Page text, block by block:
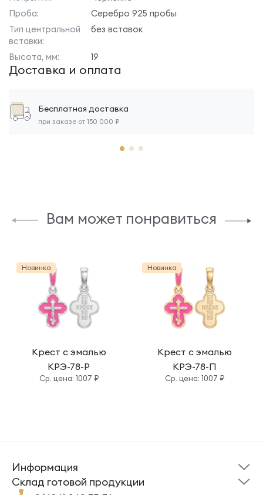
Проба:
Серебро 925 пробы
Тип центральной
вставки:
без вставок
Высота, мм: 19
Доставка и оплата
Бесплатная доставка
при заказе от 150 000 ₽
Вам может понравиться
Новинка
Крест с эмалью
КРЭ-78-Р
Cр. цена: 1007 ₽
Новинка
Крест с эмалью
КРЭ-78-П
Cр. цена: 1007 ₽
Информация
Склад готовой
продукции
Помощь
Cклад готовой продукции
Кресты Ложки